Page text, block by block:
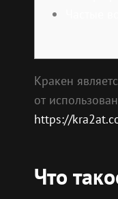
Кракен
от
https://
Что